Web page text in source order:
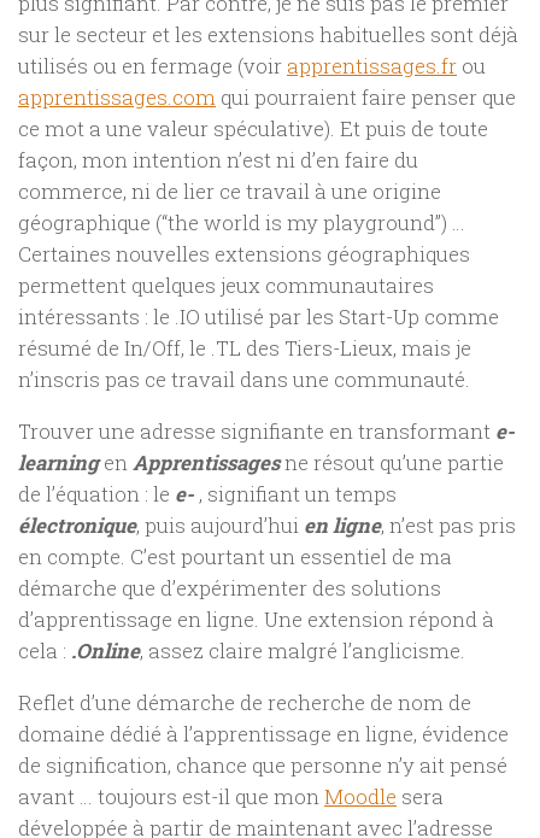
sur le secteur et les extensions habituelles sont déjà
utilisés ou en fermage (voir apprentissages.fr ou
apprentissages.com qui pourraient faire penser que
ce mot a une valeur spéculative). Et puis de toute
façon, mon intention n’est ni d’en faire du
commerce, ni de lier ce travail à une origine
géographique (“the world is my playground”) …
Certaines nouvelles extensions géographiques
permettent quelques jeux communautaires
intéressants : le .IO utilisé par les Start-Up comme
résumé de In/Off, le .TL des Tiers-Lieux, mais je
n’inscris pas ce travail dans une communauté.
Trouver une adresse signifiante en transformant e-
learningenApprentissagesne résout qu’une partie
de l’équation : le e- , signifiant un temps
électronique, puis aujourd’hui en ligne, n’est pas pris
en compte. C’est pourtant un essentiel de ma
démarche que d’expérimenter des solutions
d’apprentissage en ligne. Une extension répond à
cela : .Online, assez claire malgré l’anglicisme.
Reflet d’une démarche de recherche de nom de
domaine dédié à l’apprentissage en ligne, évidence
de signification, chance que personne n’y ait pensé
avant … toujours est-il que monMoodle sera
développée à partir de maintenant avec l’adresse